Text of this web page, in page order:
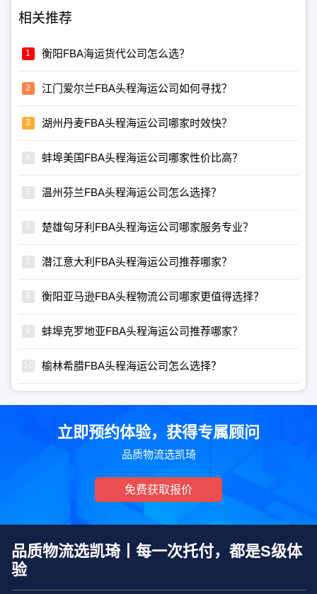
相关推荐
衡阳FBA海运货代公司怎么选？
江门爱尔兰FBA头程海运公司如何寻找？
湖州丹麦FBA头程海运公司哪家时效快？
蚌埠美国FBA头程海运公司哪家性价比高？
温州芬兰FBA头程海运公司怎么选择？
楚雄匈牙利FBA头程海运公司哪家服务专业？
潜江意大利FBA头程海运公司推荐哪家？
衡阳亚马逊FBA头程物流公司哪家更值得选择？
蚌埠克罗地亚FBA头程海运公司推荐哪家？
榆林希腊FBA头程海运公司怎么选择？
立即预约体验，获得专属顾问
品质物流选凯琦
免费获取报价
品质物流选凯琦丨每一次托付，都是S级体
验